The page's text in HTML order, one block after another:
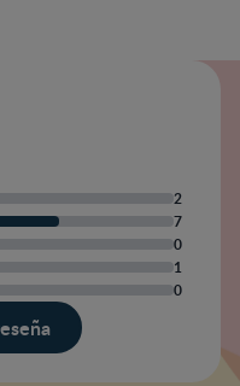
2
7
0
1
0